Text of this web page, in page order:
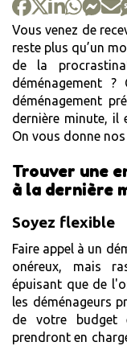
Vous venez de
reste plus qu’un
de la
déménagement
déménagement
dernière minute, il
On vous donne
Trouver une
à la dernière
Soyez flexible
Faire appel à un
onéreux, mais
épuisant que de
les déménageurs
de votre budget
prendront en